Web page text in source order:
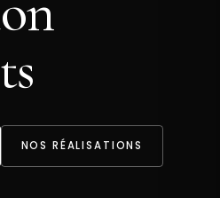
NOS RÉALISATIONS